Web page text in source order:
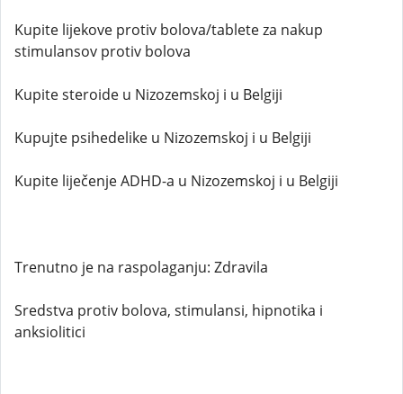
Kupite lijekove protiv bolova/tablete za nakup
stimulansov protiv bolova
Kupite steroide u Nizozemskoj i u Belgiji
Kupujte psihedelike u Nizozemskoj i u Belgiji
Kupite liječenje ADHD-a u Nizozemskoj i u Belgiji
Trenutno je na raspolaganju: Zdravila
Sredstva protiv bolova, stimulansi, hipnotika i
anksiolitici